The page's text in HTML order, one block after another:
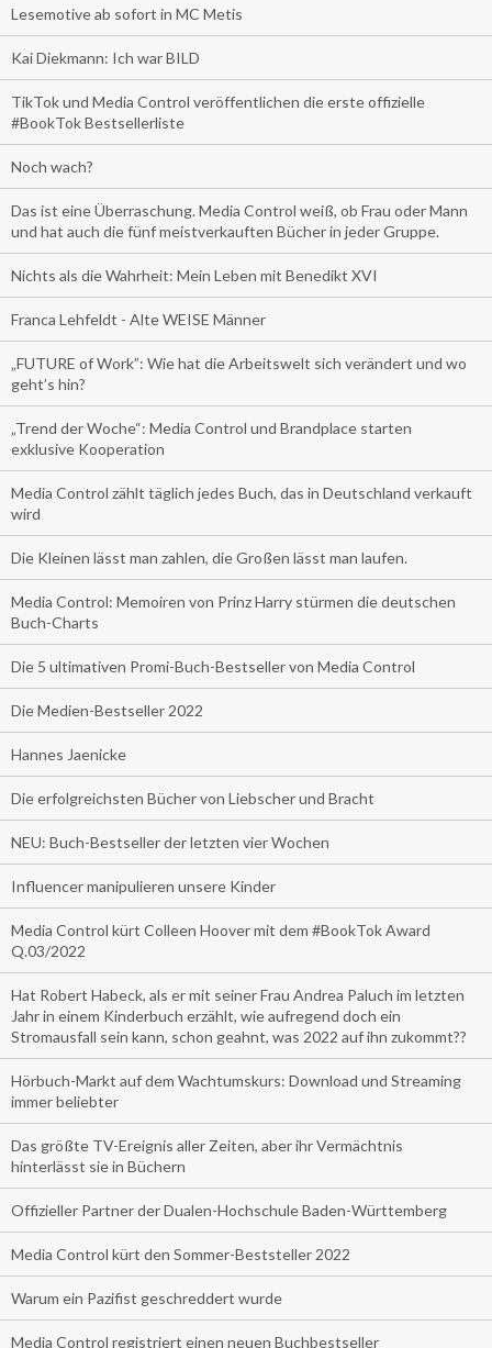
Lesemotive ab sofort in MC Metis
Kai Diekmann: Ich war BILD
TikTok und Media Control veröffentlichen die erste offizielle
#BookTok Bestsellerliste
Noch wach?
Das ist eine Überraschung. Media Control weiß, ob Frau oder Mann
und hat auch die fünf meistverkauften Bücher in jeder Gruppe.
Nichts als die Wahrheit: Mein Leben mit Benedikt XVI
Franca Lehfeldt - Alte WEISE Männer
„FUTURE of Work”: Wie hat die Arbeitswelt sich verändert und wo
geht’s hin?
„Trend der Woche“: Media Control und Brandplace starten
exklusive Kooperation
Media Control zählt täglich jedes Buch, das in Deutschland verkauft
wird
Die Kleinen lässt man zahlen, die Großen lässt man laufen.
Media Control: Memoiren von Prinz Harry stürmen die deutschen
Buch-Charts
Die 5 ultimativen Promi-Buch-Bestseller von Media Control
Die Medien-Bestseller 2022
Hannes Jaenicke
Die erfolgreichsten Bücher von Liebscher und Bracht
NEU: Buch-Bestseller der letzten vier Wochen
Influencer manipulieren unsere Kinder
Media Control kürt Colleen Hoover mit dem #BookTok Award
Q.03/2022
Hat Robert Habeck, als er mit seiner Frau Andrea Paluch im letzten
Jahr in einem Kinderbuch erzählt, wie aufregend doch ein
Stromausfall sein kann, schon geahnt, was 2022 auf ihn zukommt??
Hörbuch-Markt auf dem Wachtumskurs: Download und Streaming
immer beliebter
Das größte TV-Ereignis aller Zeiten, aber ihr Vermächtnis
hinterlässt sie in Büchern
Offizieller Partner der Dualen-Hochschule Baden-Württemberg
Media Control kürt den Sommer-Beststeller 2022
Warum ein Pazifist geschreddert wurde
Media Control registriert einen neuen Buchbestseller